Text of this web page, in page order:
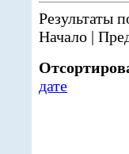
Результаты
Начало |
дате